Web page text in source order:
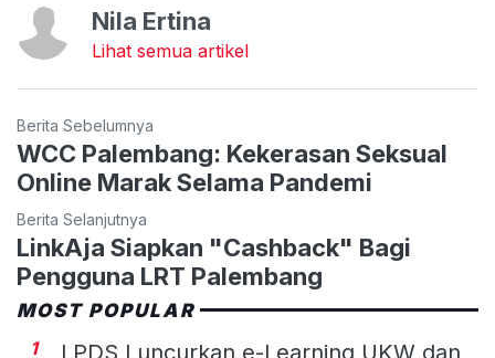
Nila Ertina
Lihat semua artikel
Berita Sebelumnya
WCC Palembang: Kekerasan Seksual
Online Marak Selama Pandemi
Berita Selanjutnya
LinkAja Siapkan "Cashback" Bagi
Pengguna LRT Palembang
MOST POPULAR
1
LPDS Luncurkan e-Learning UKW dan